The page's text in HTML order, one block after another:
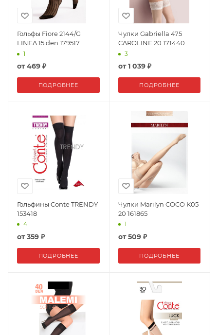
Гольфы Fiore 2144/G
LINEA 15 den 179517
1
от469 ₽
ПОДРОБНЕЕ
Чулки Gabriella 475
CAROLINE 20 171440
3
от1 039 ₽
ПОДРОБНЕЕ
Гольфины Conte TRENDY
153418
4
от359 ₽
ПОДРОБНЕЕ
Чулки Marilyn COCO K05
20 161865
1
от509 ₽
ПОДРОБНЕЕ